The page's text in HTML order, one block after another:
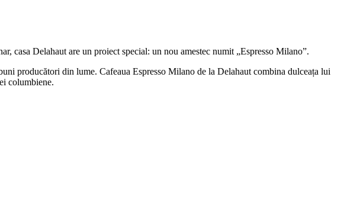
casa Delahaut are un proiect special: un nou amestec numit „Espresso Milano”.
producători din lume. Cafeaua Espresso Milano de la Delahaut combina dulceața lui
columbiene.